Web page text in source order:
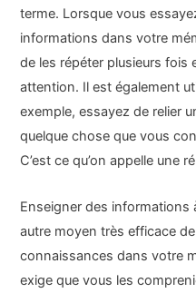
terme. Lorsque vous
informations dans votre
de les répéter plusieurs fois
attention. Il est également
exemple, essayez de relier
quelque chose que vous
C’est ce qu’on appelle une
Enseigner des informations
autre moyen très efficace
connaissances dans votre
exige que vous les